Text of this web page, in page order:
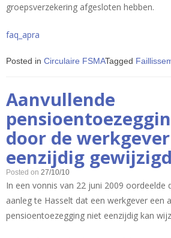
groepsverzekering afgesloten hebben.
faq_apra
Posted in Circulaire FSMATagged
Aanvullende
door de
eenzijdig
Posted on 27/10/10
In een vonnis van 22 juni 2009 oordeelde
aanleg te Hasselt dat een werkgever een
pensioentoezegging niet eenzijdig kan